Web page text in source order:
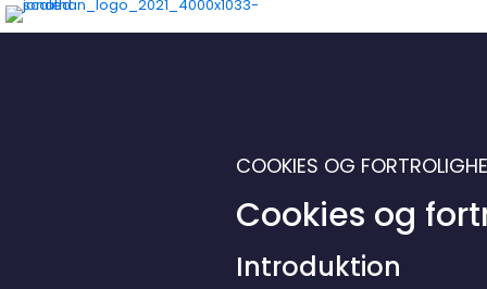
COOKIES OG
Cookies og
Introduktion